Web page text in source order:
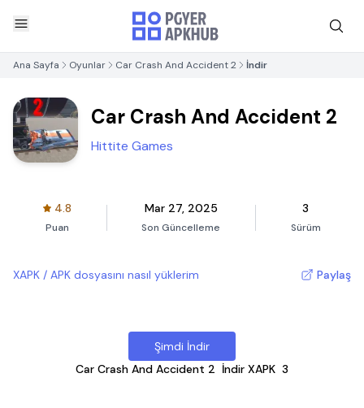
Ana Sayfa Oyunlar Car Crash And Accident 2 İndir
Car Crash And Accident 2
Hittite Games
4.8
Puan
Mar 27, 2025
Son Güncelleme
3
Sürüm
XAPK / APK dosyasını nasıl yüklerim Paylaş
Şimdi İndir
Car Crash And Accident 2 İndir XAPK 3